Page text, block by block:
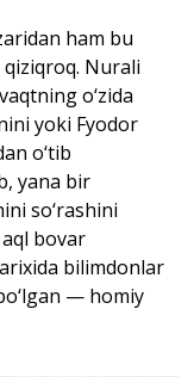
ham bu
qiziqroq. Nurali
o‘zida
yoki Fyodor
o‘tib
yana bir
so‘rashini
bovar
bilimdonlar
— homiy